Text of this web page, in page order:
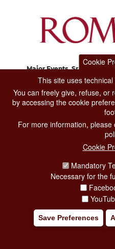
Major Events, Sport,
Via di San Basilio, 51
CONTACT
CONTATTA LA
SOCIAL
Cookie
This site uses
You can freely give, refuse, or
by accessing the cookie
For more information,
Cookie
Mandatory
Necessary for the
Save Preferences